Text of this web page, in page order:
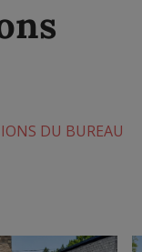
DU BUREAU